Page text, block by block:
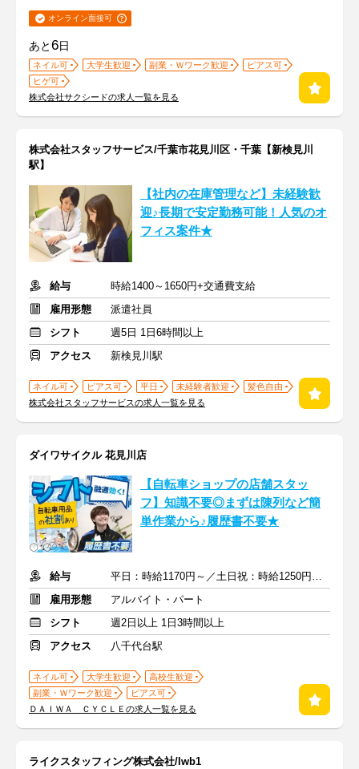
オンライン面接可
あと6日
ネイル可 大学生歓迎 副業・Ｗワーク歓迎
ピアス可
ヒゲ可
株式会社サクシードの求人一覧を見る
株式会社スタッフサービス/千葉市花見川区・千葉【新検見川
駅】
【社内の在庫管理など】未経験歓
迎♪長期で安定勤務可能！人気のオ
フィス案件★
給与
時給1400～1650円+交通費支給
雇用形態
派遣社員
シフト
週5日 1日6時間以上
アクセス
新検見川駅
ネイル可 ピアス可 平日 未経験者歓迎
髪色自由
株式会社スタッフサービスの求人一覧を見る
ダイワサイクル 花見川店
【自転車ショップの店舗スタッ
フ】知識不要◎まずは陳列など簡
単作業から♪履歴書不要★
給与
平日：時給1170円～／土日祝：時給1250円～ ※交通費全額支給
雇用形態
アルバイト・パート
シフト
週2日以上 1日3時間以上
アクセス
八千代台駅
ネイル可 大学生歓迎
高校生歓迎
副業・Ｗワーク歓迎
ピアス可
ＤＡＩＷＡ ＣＹＣＬＥの求人一覧を見る
ライクスタッフィング株式会社/lwb1